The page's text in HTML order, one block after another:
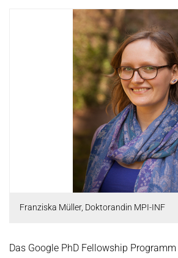
Research Training Group on Neuroexplicit
Saarbrücken Graduate School of Computer
REPRESENTATIVE FOR SEVERELY
REPRESENTATIVE FOR SAFETY
OMBUDSPERSON FOR GOOD SCIENTIFIC
DOCTORAL RESEARCH
COMPANY PHYSICIAN
Scientific Advisory Board
ANNIVERSARIES
25th anniversary
Franziska Müller, Doktorandin MPI-INF
Das Google PhD Fellowship